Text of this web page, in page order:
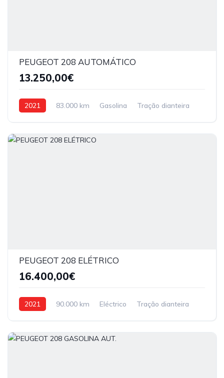
PEUGEOT 208 AUTOMÁTICO
13.250,00€
2021 83.000 km Gasolina Tração dianteira
PEUGEOT 208 ELÉTRICO
16.400,00€
2021 90.000 km Eléctrico Tração dianteira